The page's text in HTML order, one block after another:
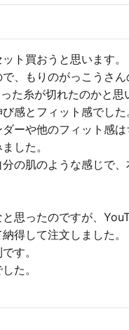
ト買おうと思います。
、もりのがっこうさ
た糸が切れたのかと思
感とフィット感でし
ーや他のフィット感
した。
の肌のような感じで
思ったのですが、
得して注文しました。
す。
た。